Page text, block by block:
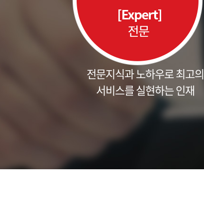
전문지식과 노하우로 최고의
서비스를 실현하는 인재